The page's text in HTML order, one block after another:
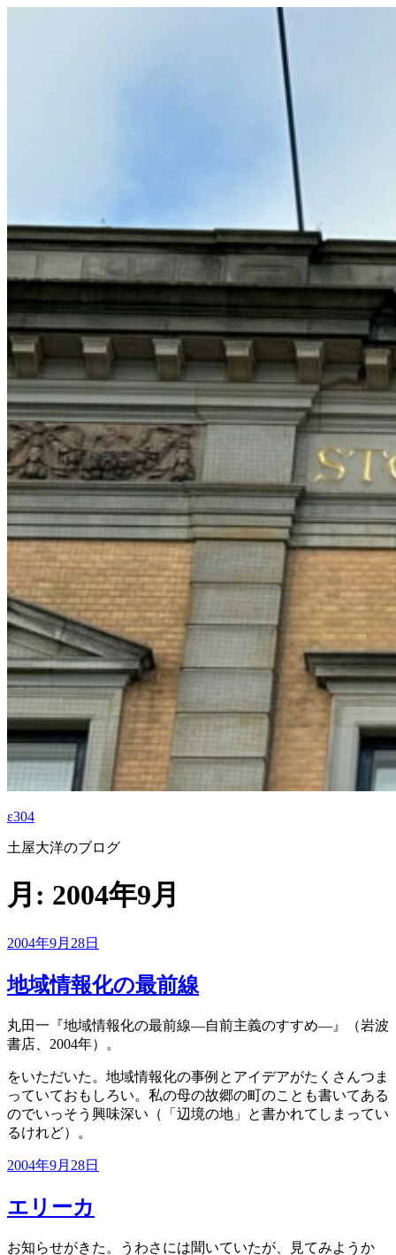
ε304
土屋大洋のブログ
月: 2004年9月
投
日:
2004年9月28日
地域情報化の最前線
丸田一『地域情報化の最前線—自前主義のすすめ—』（岩波
書店、2004年）。
をいただいた。地域情報化の事例とアイデアがたくさんつま
っていておもしろい。私の母の故郷の町のことも書いてある
のでいっそう興味深い（「辺境の地」と書かれてしまってい
るけれど）。
投
日:
2004年9月28日
エリーカ
お知らせがきた。うわさには聞いていたが、見てみようか